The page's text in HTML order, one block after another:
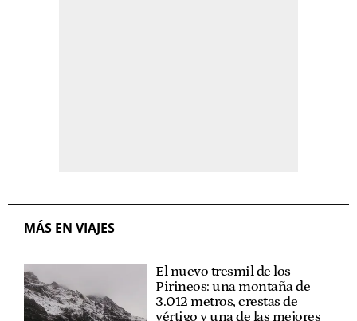
MÁS EN VIAJES
El nuevo tresmil de los
Pirineos: una montaña de
3.012 metros, crestas de
vértigo y una de las mejores